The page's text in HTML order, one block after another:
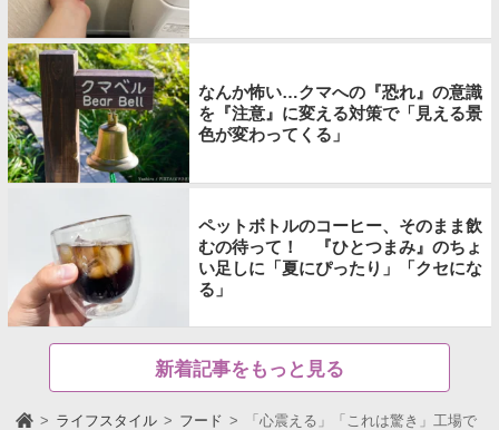
なんか怖い…クマへの『恐れ』の意識
を『注意』に変える対策で「見える景
色が変わってくる」
ペットボトルのコーヒー、そのまま飲
むの待って！ 『ひとつまみ』のちょ
い足しに「夏にぴったり」「クセにな
る」
新着記事をもっと見る
ライフスタイル フード
「心震える」「これは驚き」工場で